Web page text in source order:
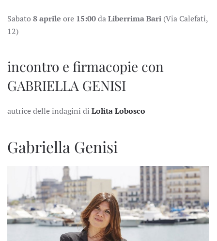
Sabato 8 aprile ore 15:00daLiberrima Bari (Via Calefati,
12)
incontro e firmacopie con
GABRIELLA GENISI
autrice delle indagini di Lolita Lobosco
Gabriella Genisi